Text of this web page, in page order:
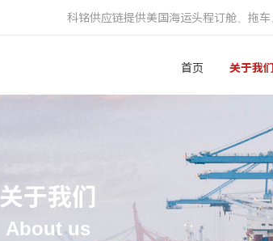
科铭供应链提供美国海运头程订舱、拖
首页 关于我们
关于我们
About us